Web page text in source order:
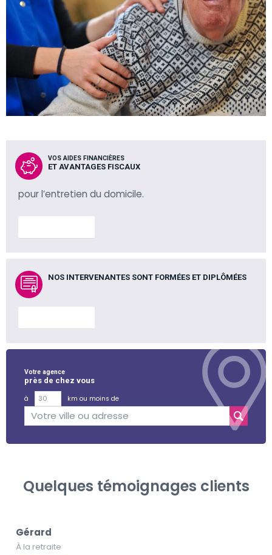
VOS AIDES FINANCIÈRES
ET AVANTAGES FISCAUX
pour l’entretien du domicile.
NOS INTERVENANTES SONT FORMÉES ET DIPLÔMÉES
Votre agence
près de chez vous
à
km ou moins de
Quelques témoignages clients
Gérard
À la retraite